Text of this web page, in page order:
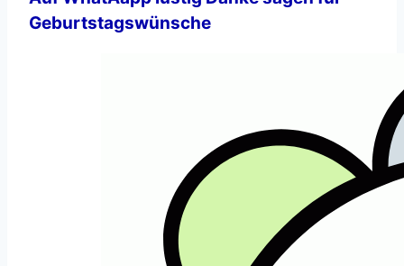
Geburtstagswünsche